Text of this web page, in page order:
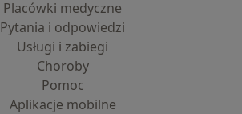
Placówki medyczne
Pytania i odpowiedzi
Usługi i zabiegi
Choroby
Pomoc
Aplikacje mobilne